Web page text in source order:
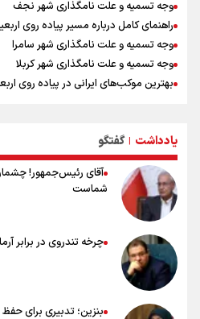
وجه تسمیه و علت نامگذاری شهر نجف
راهنمای کامل درباره مسیر پیاده روی
وجه تسمیه و علت نامگذاری شهر سامرا
وجه تسمیه و علت نامگذاری شهر کربلا
بهترین موکب‌های ایرانی در پیاده روی اربعین
۲۰ نکته دوستانه درباره پیاده روی اربعین و عراقی ها
یادداشت | گفتگو
آقای رئیس‌جمهور!
شماست
چرخه تندروی در برابر
بنزین؛ تدبیری برای